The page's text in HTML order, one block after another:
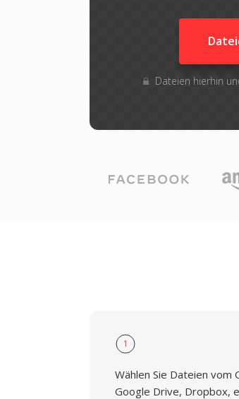
Dateien hierhin
1
Wählen Sie Dateien vom
Google Drive, Dropbox,